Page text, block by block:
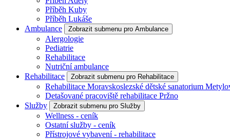
Příběh Kuby
Příběh Lukáše
Ambulance
Zobrazit submenu pro Ambulance
Alergologie
Pediatrie
Rehabilitace
Nutriční ambulance
Rehabilitace
Zobrazit submenu pro Rehabilitace
Rehabilitace Moravskoslezské dětské sanatorium
Detašované pracoviště rehabilitace Pržno
Služby
Zobrazit submenu pro Služby
Wellness - ceník
Ostatní služby - ceník
Přístrojové vybavení - rehabilitace